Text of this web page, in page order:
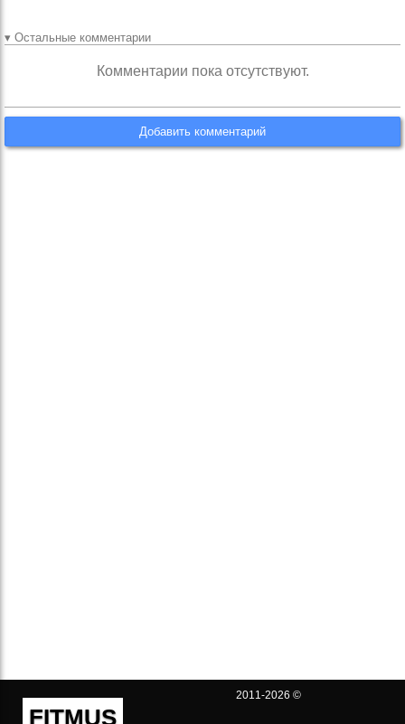
▾ Остальные комментарии
Комментарии пока отсутствуют.
Добавить комментарий
FITMUS
2011-2026 ©